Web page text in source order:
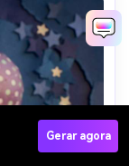
Gerar agora